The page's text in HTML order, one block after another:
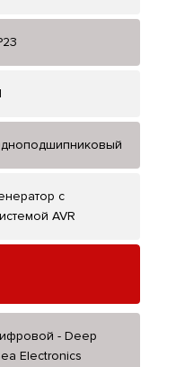
с
AVR
- Deep
Electronics